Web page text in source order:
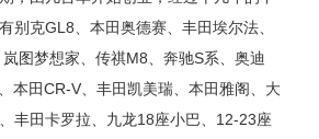
别克GL8、本田奥德赛、丰田埃尔法、
图梦想家、传祺M8、奔驰S系、奥迪
本田CR-V、丰田凯美瑞、本田雅阁、大
丰田卡罗拉、九龙18座小巴、12-23座